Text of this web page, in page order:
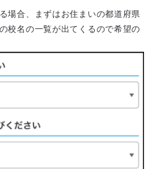
場合、まずはお住まいの都道府県
校名の一覧が出てくるので希望の